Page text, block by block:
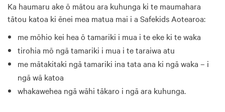
Ka haumaru ake ō mātou ara kuhunga ki te maumahara
tātou katoa ki ēnei mea matua mai i a Safekids Aotearoa:
me mōhio kei hea ō tamariki i mua i te eke ki te waka
tirohia mō ngā tamariki i mua i te taraiwa atu
me mātakitaki ngā tamariki ina tata ana ki ngā waka – i
ngā wā katoa
whakawehea ngā wāhi tākaro i ngā ara kuhunga.